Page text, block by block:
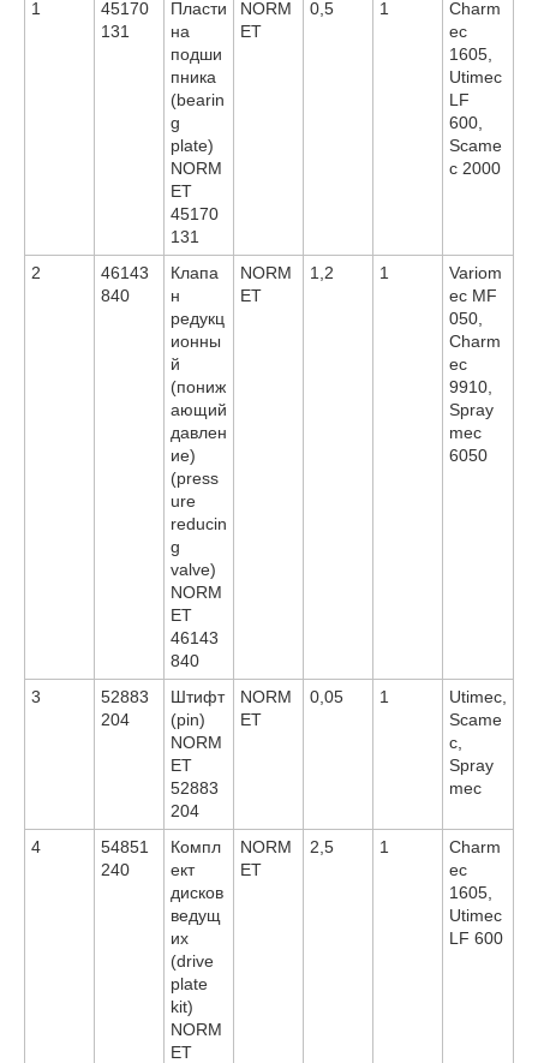
1
45170
131
Пласти
на
подши
пника
(bearin
g
plate)
NORM
ET
45170
131
NORM
ET
0,5 1
Charm
ec
1605,
Utimec
LF
600,
Scame
c 2000
2
46143
840
Клапа
н
редукц
ионны
й
(пониж
ающий
давлен
ие)
(press
ure
reducin
g
valve)
NORM
ET
46143
840
NORM
ET
1,2 1
Variom
ec MF
050,
Charm
ec
9910,
Spray
mec
6050
3
52883
204
Штифт
(pin)
NORM
ET
52883
204
NORM
ET
0,05 1
Utimec,
Scame
c,
Spray
mec
4
54851
240
Компл
ект
дисков
ведущ
их
(drive
plate
kit)
NORM
ET
NORM
ET
2,5 1
Charm
ec
1605,
Utimec
LF 600